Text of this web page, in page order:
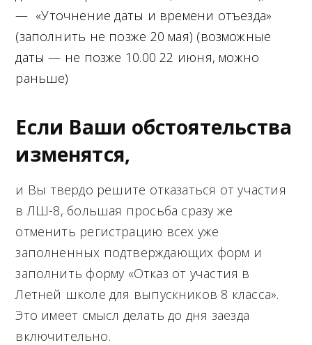
— «Уточнение даты и времени отъезда»
(заполнить не позже 20 мая) (возможные
даты — не позже 10.00 22 июня, можно
раньше)
Если Ваши обстоятельства
изменятся,
и Вы твердо решите отказаться от участия
в ЛШ-8, большая просьба сразу же
отменить регистрацию всех уже
заполненных подтверждающих форм и
заполнить форму «Отказ от участия в
Летней школе для выпускников 8 класса».
Это имеет смысл делать до дня заезда
включительно.